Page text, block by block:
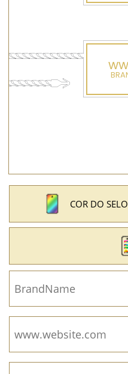
COR DO SELO